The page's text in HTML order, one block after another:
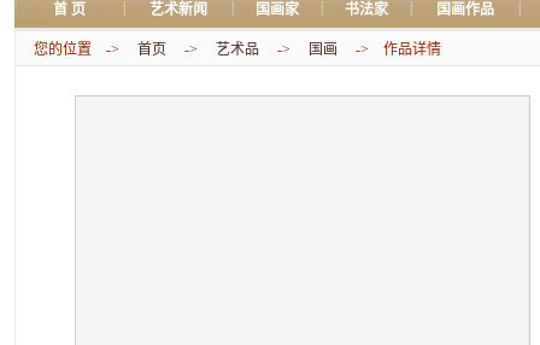
首 页 艺术新闻 国画家 书法家 国画作品
您的位置 -> 首页 -> 艺术品 -> 国画 -> 作品详情